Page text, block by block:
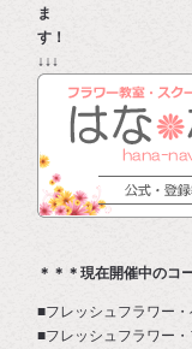
ま
↓↓↓
＊＊＊現在開催中のコ
■フレッシュフラワー
■フレッシュフラワー